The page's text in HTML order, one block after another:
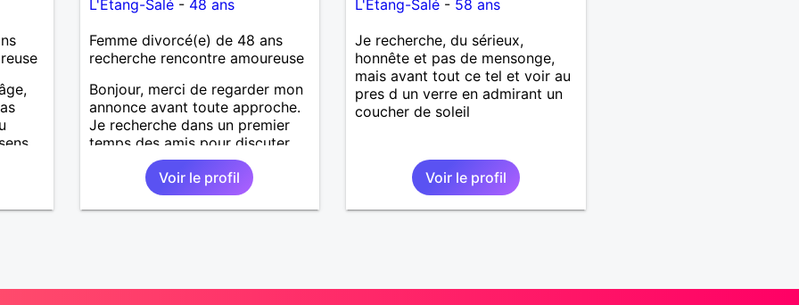
L'Etang-Salé- 48 ans
Femme divorcé(e) de 48 ans
recherche rencontre amoureuse
Bonjour, merci de regarder mon
annonce avant toute approche.
Je recherche dans un premier
temps des amis pour discuter.
Voir le profil
L'Etang-Salé - 58 ans
Je recherche, du sérieux,
honnête et pas de mensonge,
mais avant tout ce tel et voir au
pres d un verre en admirant un
coucher de soleil
Voir le profil